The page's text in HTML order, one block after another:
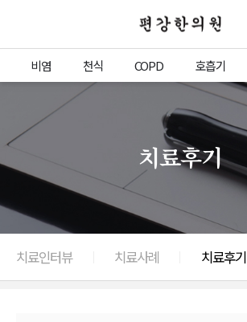
편강한의원
비염 천식 COPD 호흡기
치료후기
치료인터뷰 치료사례 치료후기